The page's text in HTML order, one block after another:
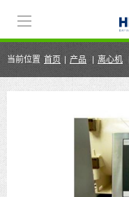
当前位置 首页 产品 离心机